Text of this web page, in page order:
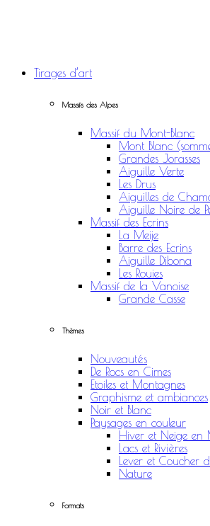
Tirages d’art
Massifs des Alpes
Massif du Mont-Blanc
Mont Blanc
Grandes Jorasses
Aiguille Verte
Les Drus
Aiguilles de
Aiguille Noire de
Massif des Ecrins
La Meije
Barre des Ecrins
Aiguille Dibona
Les Rouies
Massif de la Vanoise
Grande Casse
Thèmes
Nouveautés
De Rocs en Cimes
Etoiles et Montagnes
Graphisme et ambiances
Noir et Blanc
Paysages en couleur
Hiver et Neige en
Lacs et Rivières
Lever et Coucher
Nature
Formats